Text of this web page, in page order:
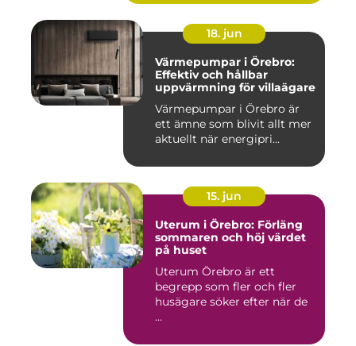
18. jun
Värmepumpar i Örebro:
Effektiv och hållbar
uppvärmning för villaägare
Värmepumpar i Örebro är
ett ämne som blivit allt mer
aktuellt när energipri...
15. jun
Uterum i Örebro: Förläng
sommaren och höj värdet
på huset
Uterum Örebro är ett
begrepp som fler och fler
husägare söker efter när de
...